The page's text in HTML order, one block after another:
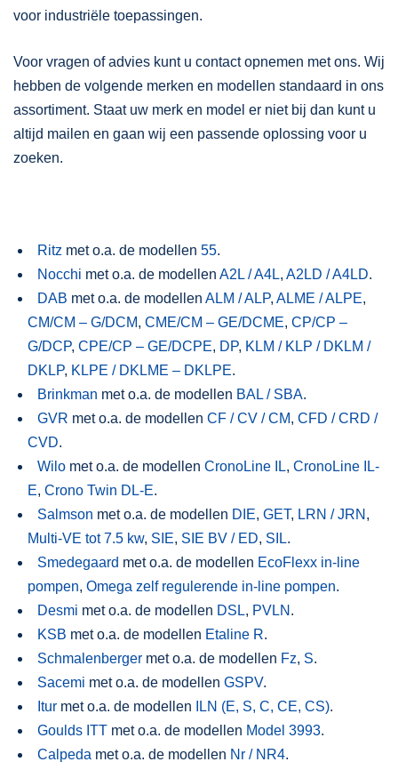
voor industriële toepassingen.
Voor vragen of advies kunt u contact opnemen met ons. Wij
hebben de volgende merken en modellen standaard in ons
assortiment. Staat uw merk en model er niet bij dan kunt u
altijd mailen en gaan wij een passende oplossing voor u
zoeken.
Ritz met o.a. de modellen 55.
Nocchi met o.a. de modellen A2L / A4L, A2LD / A4LD.
DAB met o.a. de modellen ALM / ALP, ALME / ALPE,
CM/CM – G/DCM, CME/CM – GE/DCME, CP/CP –
G/DCP, CPE/CP – GE/DCPE, DP, KLM / KLP / DKLM /
DKLP, KLPE / DKLME – DKLPE.
Brinkman met o.a. de modellen BAL / SBA.
GVR met o.a. de modellen CF / CV / CM, CFD / CRD /
CVD.
Wilo met o.a. de modellen CronoLine IL, CronoLine IL-
E, Crono Twin DL-E.
Salmson met o.a. de modellen DIE, GET, LRN / JRN ,
Multi-VE tot 7.5 kw, SIE, SIE BV / ED, SIL.
Smedegaard met o.a. de modellen EcoFlexx in-line
pompen, Omega zelf regulerende in-line pompen.
Desmi met o.a. de modellen DSL, PVLN .
KSB met o.a. de modellen Etaline R.
Schmalenberger met o.a. de modellen Fz, S.
Sacemi met o.a. de modellen GSPV.
Itur met o.a. de modellen ILN (E, S, C, CE, CS).
Goulds ITTmet o.a. de modellen Model 3993.
Calpeda met o.a. de modellen Nr / NR4.